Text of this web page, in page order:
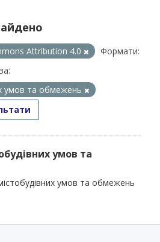
Attribution 4.0
Формати:
умов та обмежень
умов та
умов та обмежень